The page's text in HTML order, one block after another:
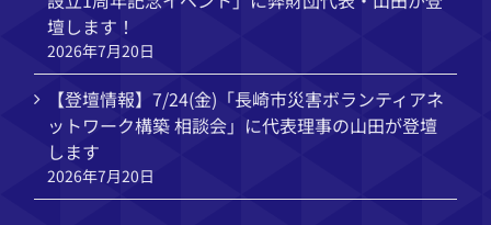
壇します！
2026年7月20日
【登壇情報】7/24(金)「長崎市災害ボランティアネ
ットワーク構築 相談会」に代表理事の山田が登壇
します
2026年7月20日